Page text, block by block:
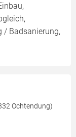
/ Badsanierung,
Ochtendung)